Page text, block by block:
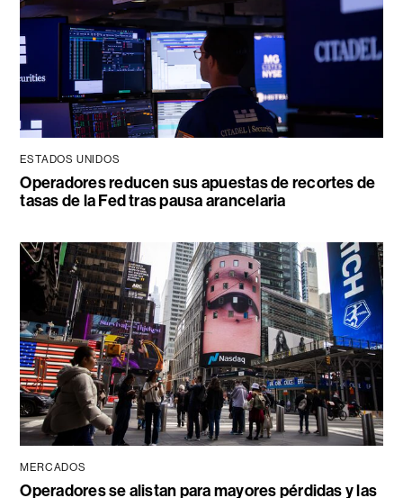
ESTADOS UNIDOS
Operadores reducen sus apuestas de recortes de
tasas de la Fed tras pausa arancelaria
MERCADOS
Operadores se alistan para mayores pérdidas y las